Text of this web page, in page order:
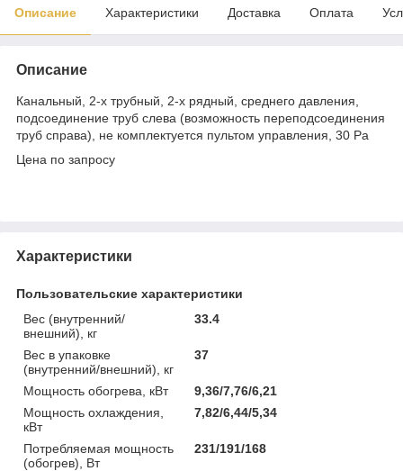
Описание Характеристики Доставка Оплата
Описание
Канальный, 2-х трубный, 2-х рядный, среднего давления,
подсоединение труб слева (возможность переподсоединения
труб справа), не комплектуется пультом управления, 30 Pa
Цена по запросу
Характеристики
Пользовательские характеристики
Вес (внутренний/
внешний), кг
33.4
Вес в упаковке
(внутренний/внешний), кг
37
Мощность обогрева, кВт
9,36/7,76/6,21
Мощность охлаждения,
кВт
7,82/6,44/5,34
Потребляемая мощность
(обогрев), Вт
231/191/168